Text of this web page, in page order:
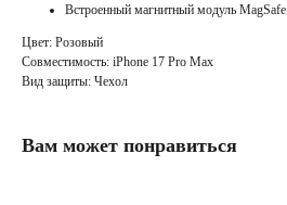
Встроенный магнитный модуль MagSafe
Цвет: Розовый
Совместимость: iPhone 17 Pro Max
Вид защиты: Чехол
Вам может понравиться